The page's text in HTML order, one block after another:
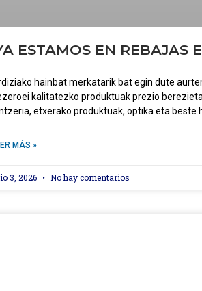
ESTAMOS EN REBAJAS
hainbat merkatarik bat egin dute
kalitatezko produktuak prezio
etxerako produktuak, optika eta beste
MÁS »
3, 2026 No hay comentarios